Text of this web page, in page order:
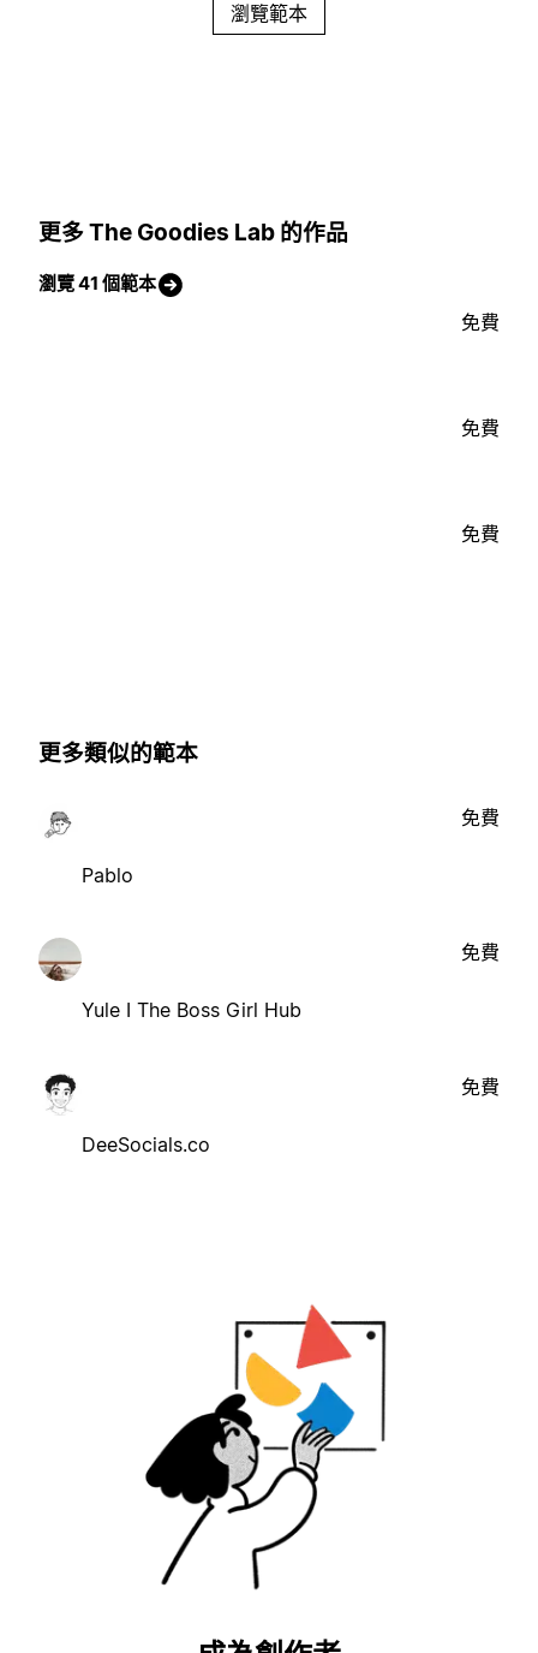
瀏覽範本
更多 The Goodies Lab 的作品
瀏覽 41 個範本
免費
免費
免費
更多類似的範本
Pablo
免費
Yule I The Boss Girl Hub
免費
DeeSocials.co
免費